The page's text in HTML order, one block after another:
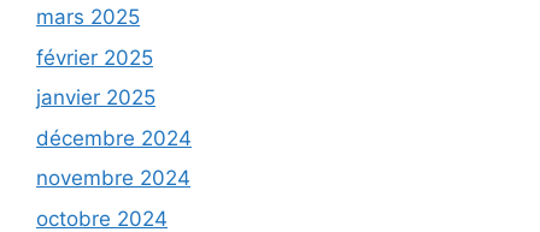
mars 2025
février 2025
janvier 2025
décembre 2024
novembre 2024
octobre 2024